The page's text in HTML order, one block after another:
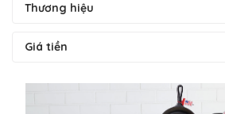
Thương hiệu
Giá tiền